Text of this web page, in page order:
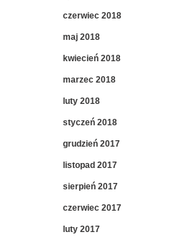
czerwiec 2018
maj 2018
kwiecień 2018
marzec 2018
luty 2018
styczeń 2018
grudzień 2017
listopad 2017
sierpień 2017
czerwiec 2017
luty 2017